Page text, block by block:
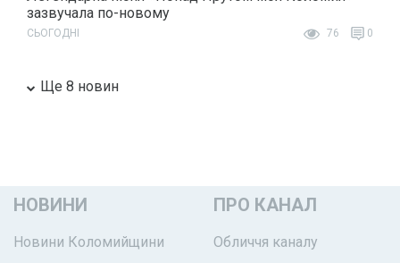
зазвучала по-новому
СЬОГОДНІ 76 0
Ще 8 новин
НОВИНИ
Новини Коломийщини
ПРО КАНАЛ
Обличчя каналу